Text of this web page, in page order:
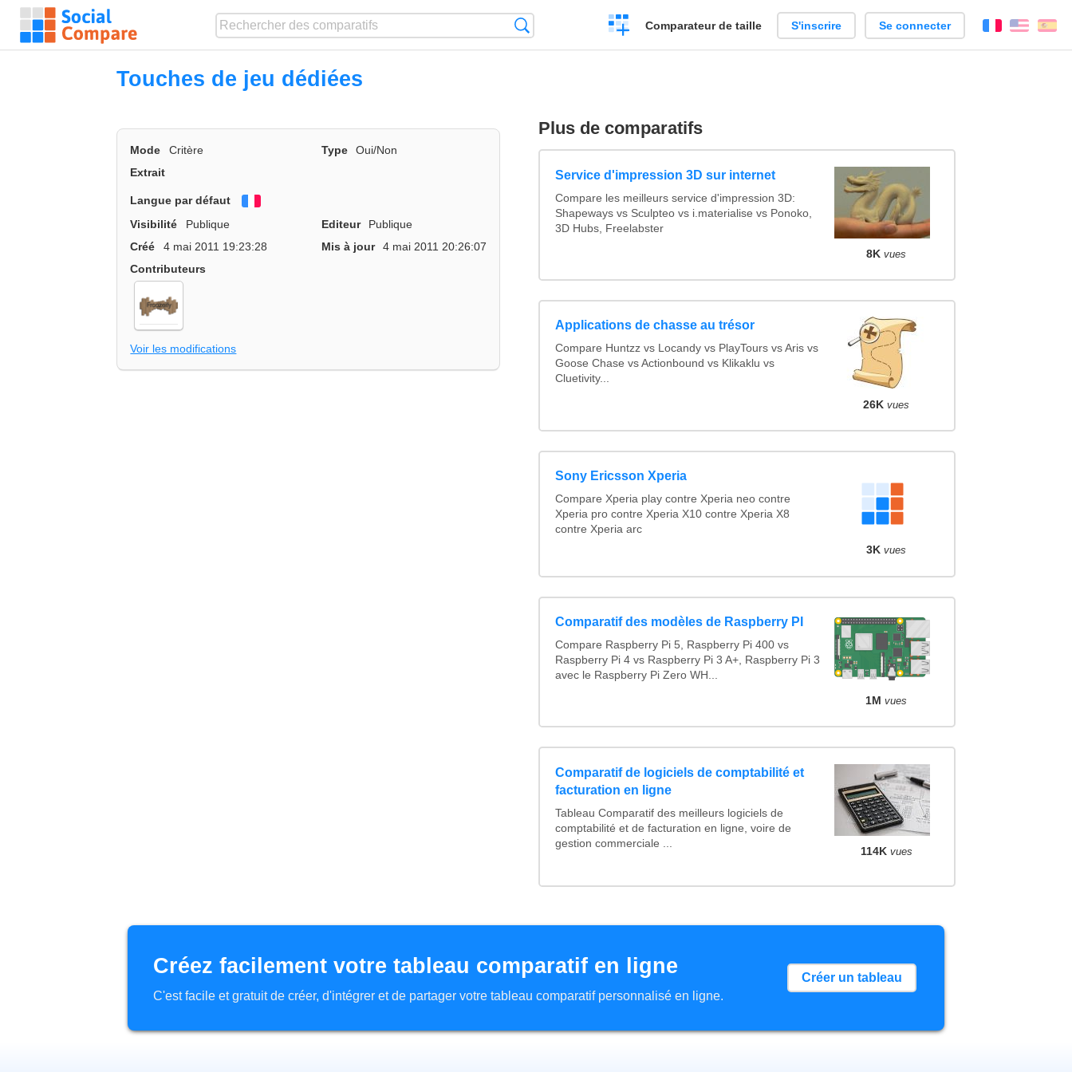
Créer
un
Comparateur de taille S'inscrire Se connecter FrançaisEnglish
Touches de jeu dédiées
Mode Critère Type
Oui/Non
Extrait
Langue par défaut
Visibilité
Publique Editeur
Publique
Créé
4 mai 2011 19:23:28 Mis à jour
4 mai 2011 20:26:07
Contributeurs
Voir les modifications
Plus de comparatifs
Service d'impression 3D sur internet
Compare les meilleurs service d'impression 3D:
Shapeways vs Sculpteo vs i.materialise vs Ponoko,
3D Hubs, Freelabster
8K vues
Applications de chasse au trésor
Compare Huntzz vs Locandy vs PlayTours vs Aris vs
Goose Chase vs Actionbound vs Klikaklu vs
Cluetivity...
26K vues
Sony Ericsson Xperia
Compare Xperia play contre Xperia neo contre
Xperia pro contre Xperia X10 contre Xperia X8
contre Xperia arc
3K vues
Comparatif des modèles de Raspberry PI
Compare Raspberry Pi 5, Raspberry Pi 400 vs
Raspberry Pi 4 vs Raspberry Pi 3 A+, Raspberry Pi 3
avec le Raspberry Pi Zero WH...
1M vues
Comparatif de logiciels de comptabilité et
facturation en ligne
Tableau Comparatif des meilleurs logiciels de
comptabilité et de facturation en ligne, voire de
gestion commerciale ...
114K vues
Créez facilement votre tableau comparatif en ligne
C'est facile et gratuit de créer, d'intégrer et de partager votre tableau comparatif personnalisé en ligne.
Créer un tableau